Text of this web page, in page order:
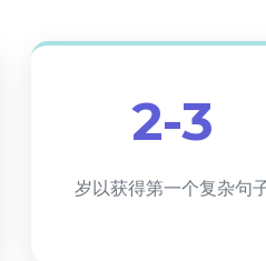
2-3
岁以获得第一个复杂句